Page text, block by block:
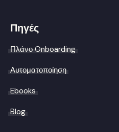
Πηγές
Πλάνο Onboarding
Αυτοματοποίηση
Ebooks
Blog